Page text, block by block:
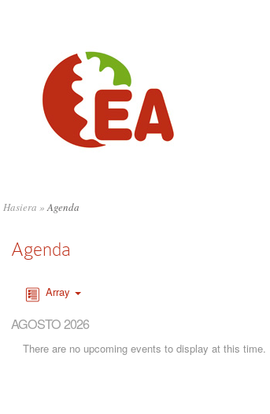
Hasiera »Agenda
Agenda
Array
AGOSTO 2026
There are no upcoming events to display at this time.